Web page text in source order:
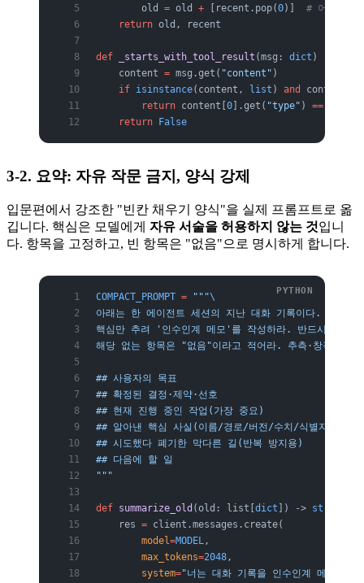
        old
= old + [recent.pop(0)] # 어차피
    return
old, recent
def _starts_with_tool_result (msg: dict ) ->
    content
= msg.get( "content" )
    if
isinstance(content, list ) and
content:
        return
content[0].get( "type" ) ==
    return
False
3-2. 요약: 자유 작문 금지, 양식 강제
입문편에서 강조한 "빈칸 채우기 양식"을 실제 프롬프트로 옮
깁니다. 핵심은 모델에게 자유 서술을 허용하지 않는 것입니
다. 항목을 고정하고, 빈 항목은 "없음"으로 명시하게 합니다.
COMPACT_PROMPT = """\
아래는 한 에이전트 세션의 지난 대화 기록이다. 이어서
핵심만 추려 '인수인계 메모'를 작성하라. 반드시 아래
해당 없는 항목은 "없음"이라고 적어라. 추측·창작 금
## 사용자의 목표
## 확정된 결정·제약·선호
## 현재 진행 중인 작업(가장 중요)
## 알아낸 핵심 사실(이름/경로/버전/수치/식별자)
## 시도했다 폐기한 막다른 길(반복 방지용)
## 다음에 할 일
"""
def summarize_old (old: list[ dict ]) -> str
    res
= client.messages.create(
        model
=MODEL,
        max_tokens
=2048,
        system
="너는 대화 기록을 인수인계 메모로